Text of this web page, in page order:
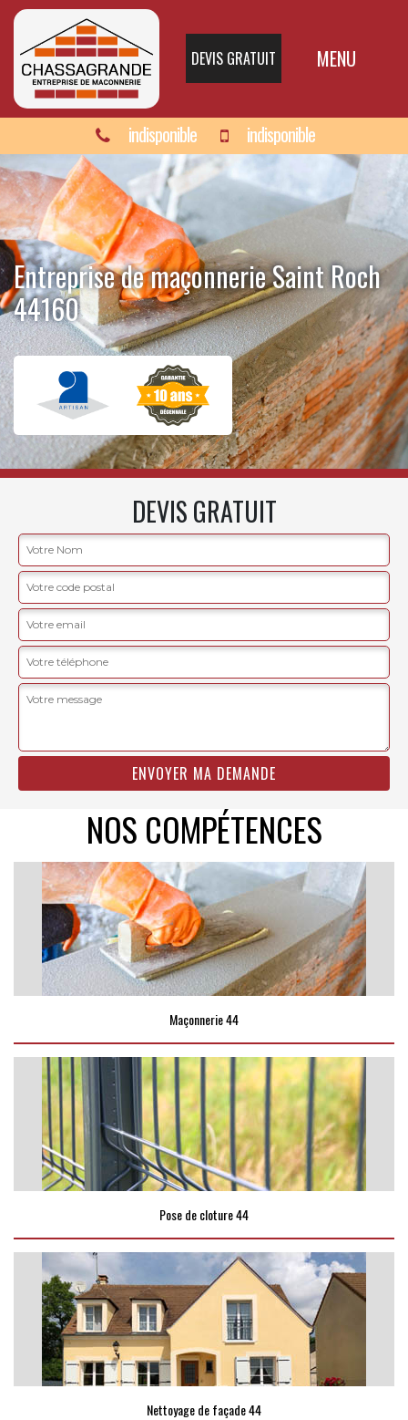
DEVIS GRATUIT MENU
indisponible indisponible
Entreprise de maçonnerie Saint Roch
44160
DEVIS GRATUIT
NOS COMPÉTENCES
Maçonnerie 44
Pose de cloture 44
Nettoyage de façade 44